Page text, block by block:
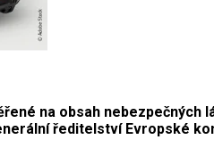
na obsah
ředitelství Evropské